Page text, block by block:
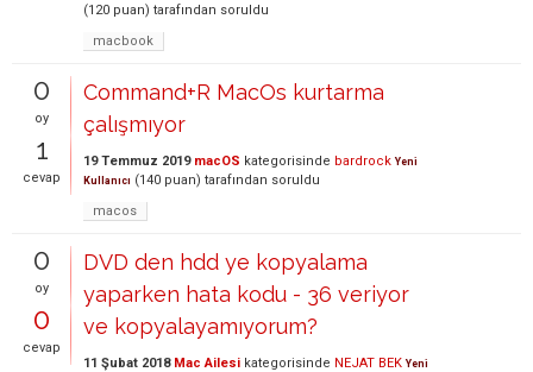
(120 puan) tarafından soruldu
macbook
0
oy
1
cevap
Command+R MacOs kurtarma
çalışmıyor
19 Temmuz 2019 macOS kategorisinde bardrock Yeni
Kullanıcı (140 puan) tarafından soruldu
macos
0
oy
0
cevap
DVD den hdd ye kopyalama
yaparken hata kodu - 36 veriyor
ve kopyalayamıyorum?
11 Şubat 2018 Mac Ailesi kategorisinde NEJAT BEK Yeni